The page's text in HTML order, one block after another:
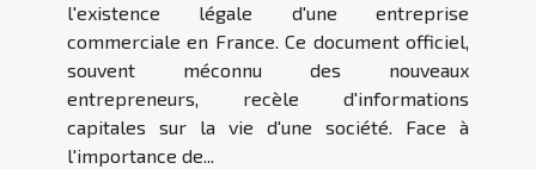
l'existence légale d'une entreprise
commerciale en France. Ce document officiel,
souvent méconnu des nouveaux
entrepreneurs, recèle d'informations
capitales sur la vie d'une société. Face à
l'importance de...